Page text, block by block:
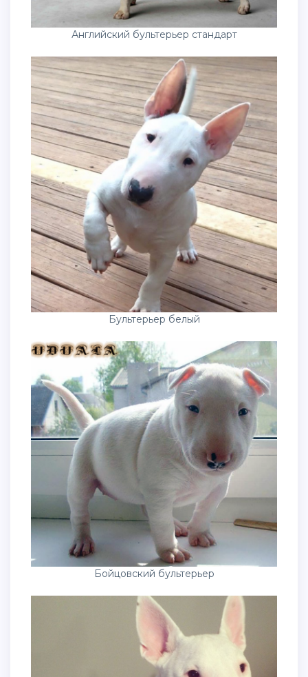
Английский бультерьер стандарт
Бультерьер белый
Бойцовский бультерьер